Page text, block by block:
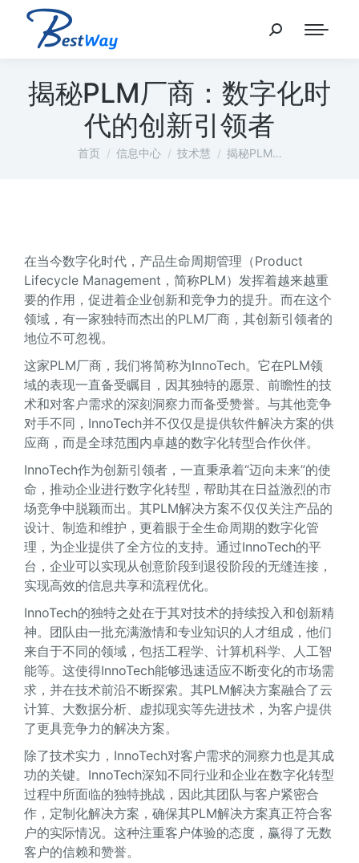
揭秘PLM厂商：数字化时
代的创新引领者
您在这里：
首页 信息中心 技术慧 揭秘PLM…
在当今数字化时代，产品生命周期管理（Product
Lifecycle Management，简称PLM）发挥着越来越重
要的作用，促进着企业创新和竞争力的提升。而在这个
领域，有一家独特而杰出的PLM厂商，其创新引领者的
地位不可忽视。
这家PLM厂商，我们将简称为InnoTech。它在PLM领
域的表现一直备受瞩目，因其独特的愿景、前瞻性的技
术和对客户需求的深刻洞察力而备受赞誉。与其他竞争
对手不同，InnoTech并不仅仅是提供软件解决方案的供
应商，而是全球范围内卓越的数字化转型合作伙伴。
InnoTech作为创新引领者，一直秉承着“迈向未来”的使
命，推动企业进行数字化转型，帮助其在日益激烈的市
场竞争中脱颖而出。其PLM解决方案不仅仅关注产品的
设计、制造和维护，更着眼于全生命周期的数字化管
理，为企业提供了全方位的支持。通过InnoTech的平
台，企业可以实现从创意阶段到退役阶段的无缝连接，
实现高效的信息共享和流程优化。
InnoTech的独特之处在于其对技术的持续投入和创新精
神。团队由一批充满激情和专业知识的人才组成，他们
来自于不同的领域，包括工程学、计算机科学、人工智
能等。这使得InnoTech能够迅速适应不断变化的市场需
求，并在技术前沿不断探索。其PLM解决方案融合了云
计算、大数据分析、虚拟现实等先进技术，为客户提供
了更具竞争力的解决方案。
除了技术实力，InnoTech对客户需求的洞察力也是其成
功的关键。InnoTech深知不同行业和企业在数字化转型
过程中所面临的独特挑战，因此其团队与客户紧密合
作，定制化解决方案，确保其PLM解决方案真正符合客
户的实际情况。这种注重客户体验的态度，赢得了无数
客户的信赖和赞誉。